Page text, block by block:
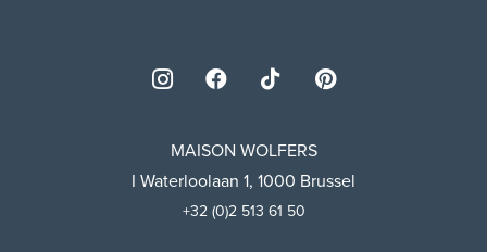
MAISON WOLFERS
I Waterloolaan 1, 1000 Brussel
+32 (0)2 513 61 50